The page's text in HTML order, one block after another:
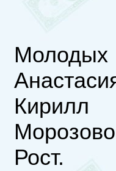
Молодых
Кирилл
Рост.